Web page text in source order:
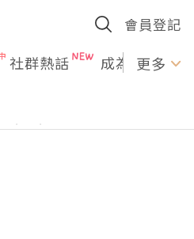
會員登記
社群熱話 成為U更多